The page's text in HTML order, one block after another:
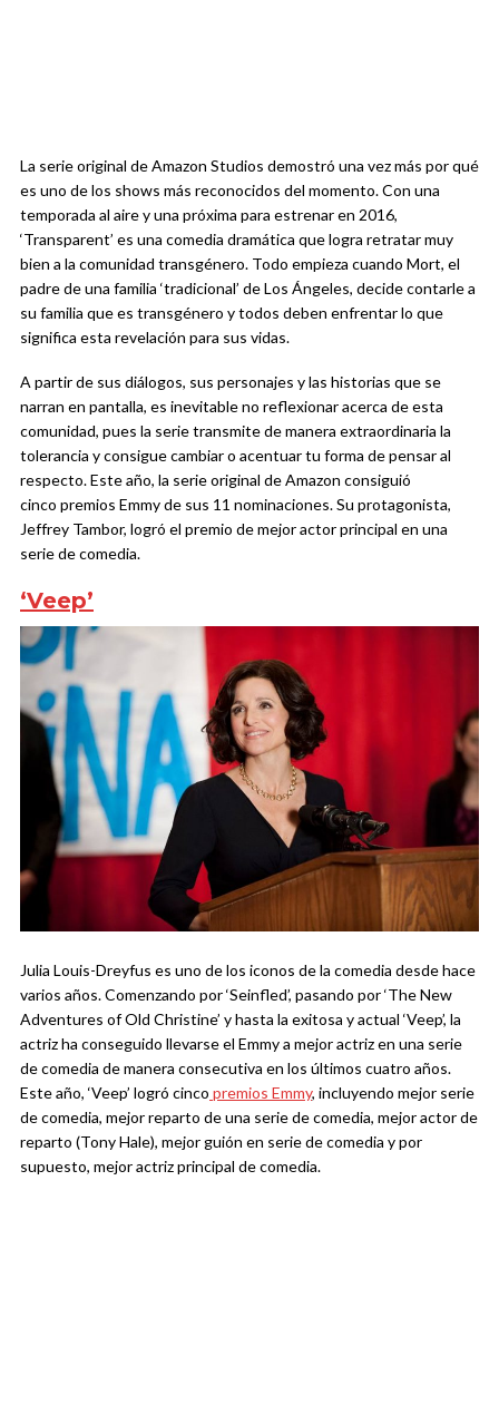
La serie original de Amazon Studios demostró una vez más por qué
es uno de los shows más reconocidos del momento. Con una
temporada al aire y una próxima para estrenar en 2016,
‘Transparent’ es una comedia dramática que logra retratar muy
bien a la comunidad transgénero. Todo empieza cuando Mort, el
padre de una familia ‘tradicional’ de Los Ángeles, decide contarle a
su familia que es transgénero y todos deben enfrentar lo que
significa esta revelación para sus vidas.
A partir de sus diálogos, sus personajes y las historias que se
narran en pantalla, es inevitable no reflexionar acerca de esta
comunidad, pues la serie transmite de manera extraordinaria la
tolerancia y consigue cambiar o acentuar tu forma de pensar al
respecto. Este año, la serie original de Amazon consiguió
cinco premios Emmy de sus 11 nominaciones. Su protagonista,
Jeffrey Tambor, logró el premio de mejor actor principal en una
serie de comedia.
‘Veep’
Julia Louis-Dreyfus es uno de los iconos de la comedia desde hace
varios años. Comenzando por ‘Seinfled’, pasando por ‘The New
Adventures of Old Christine’ y hasta la exitosa y actual ‘Veep’, la
actriz ha conseguido llevarse el Emmy a mejor actriz en una serie
de comedia de manera consecutiva en los últimos cuatro años.
Este año, ‘Veep’ logró cinco premios Emmy, incluyendo mejor serie
de comedia, mejor reparto de una serie de comedia, mejor actor de
reparto (Tony Hale), mejor guión en serie de comedia y por
supuesto, mejor actriz principal de comedia.